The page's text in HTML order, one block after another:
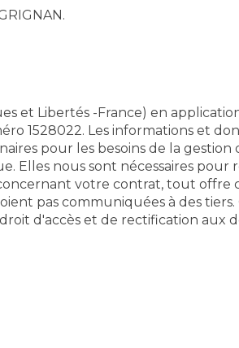
et Libertés -France) en
1528022. Les informations et
pour les besoins de la
Elles nous sont nécessaires
votre contrat, tout offre
pas communiquées à des
d'accès et de rectification aux